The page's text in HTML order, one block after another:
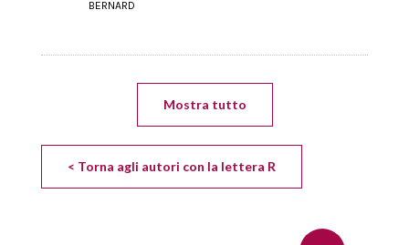
BERNARD
Mostra tutto
< Torna agli autori con la lettera R